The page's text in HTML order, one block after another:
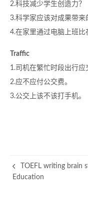
2.科技减少学生创造力？
3.科学家应该对成果带来
4.在家里通过电脑上班比
Traffic
1.司机在繁忙时段出行应
2.应不应付公交费。
3.公交上该不该打手机。
TOEFL writing brain
Education